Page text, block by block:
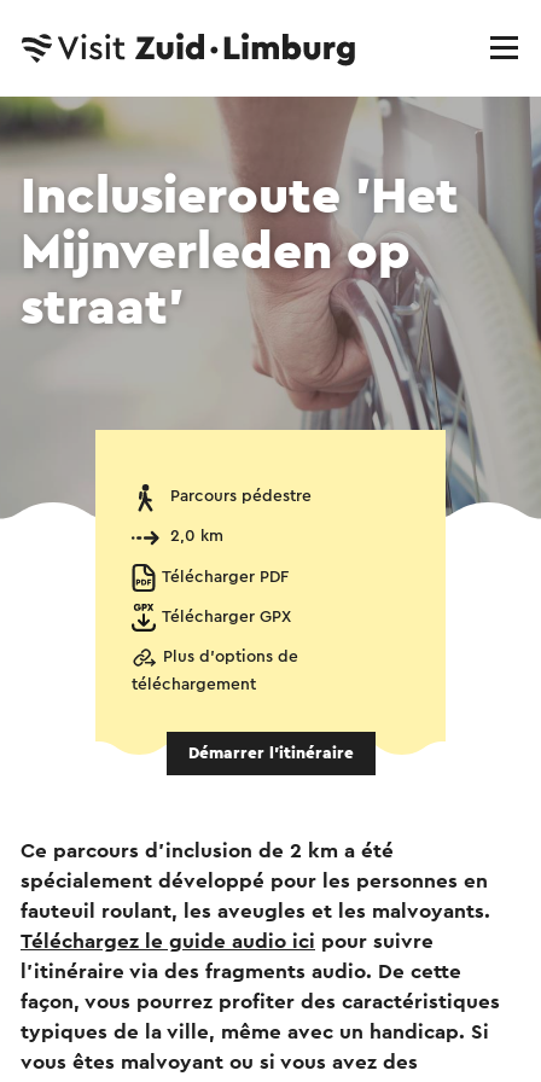
Inclusieroute 'Het
Mijnverleden op
straat'
Parcours pédestre
2,0 km
Télécharger PDF
Télécharger GPX
Plus d'options de
téléchargement
Démarrer l’itinéraire
Ce parcours d'inclusion de 2 km a été
spécialement développé pour les personnes en
fauteuil roulant, les aveugles et les malvoyants.
Téléchargez le guide audio ici pour suivre
l'itinéraire via des fragments audio. De cette
façon, vous pourrez profiter des caractéristiques
typiques de la ville, même avec un handicap. Si
vous êtes malvoyant ou si vous avez des